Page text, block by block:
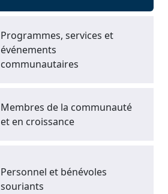
Programmes, services et
événements
communautaires
Membres de la communauté
et en croissance
Personnel et bénévoles
souriants